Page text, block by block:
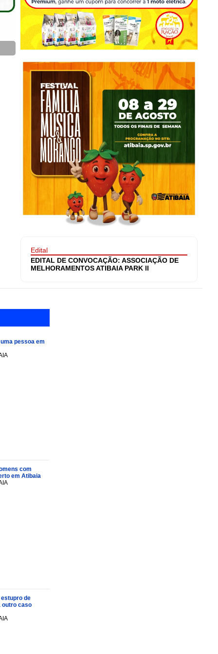
Edital
EDITAL DE CONVOCAÇÃO: ASSOCIAÇÃO DE
MELHORAMENTOS ATIBAIA PARK II
pessoa em
com
em Atibaia
de
outro caso